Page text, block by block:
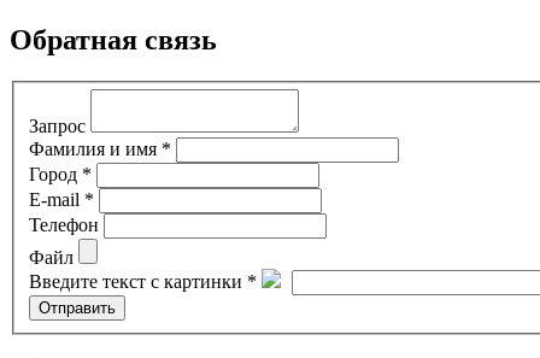
Обратная связь
Запрос
Фамилия и имя *
Город *
E-mail *
Телефон
Файл
Введите текст с картинки *